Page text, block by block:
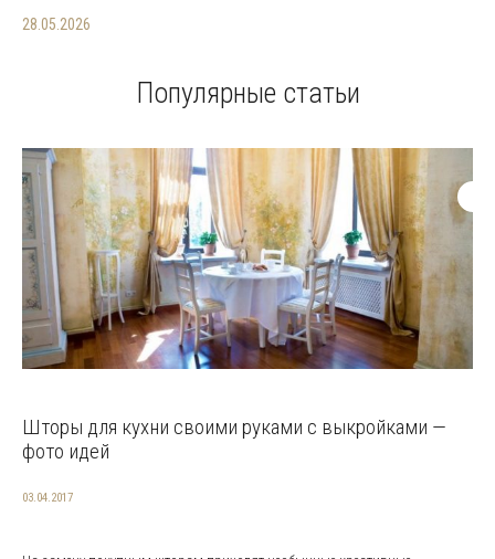
28.05.2026
Популярные статьи
Шторы для кухни своими руками с выкройками —
фото идей
03.04.2017